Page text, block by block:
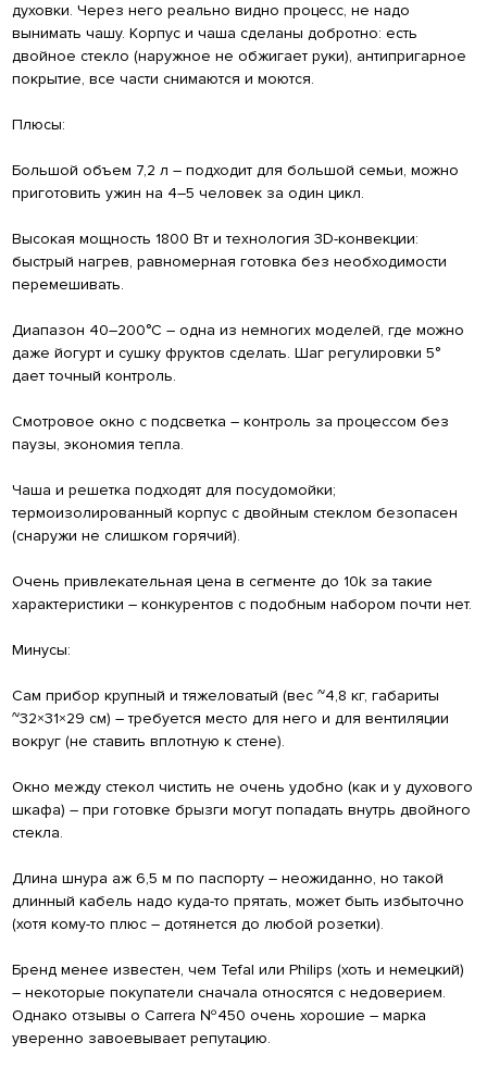
духовки. Через него реально видно процесс, не надо
вынимать чашу. Корпус и чаша сделаны добротно: есть
двойное стекло (наружное не обжигает руки), антипригарное
покрытие, все части снимаются и моются.
Плюсы:
Большой объем 7,2 л – подходит для большой семьи, можно
приготовить ужин на 4–5 человек за один цикл.
Высокая мощность 1800 Вт и технология 3D-конвекции:
быстрый нагрев, равномерная готовка без необходимости
перемешивать.
Диапазон 40–200°С – одна из немногих моделей, где можно
даже йогурт и сушку фруктов сделать. Шаг регулировки 5°
дает точный контроль.
Смотровое окно с подсветка – контроль за процессом без
паузы, экономия тепла.
Чаша и решетка подходят для посудомойки;
термоизолированный корпус с двойным стеклом безопасен
(снаружи не слишком горячий).
Очень привлекательная цена в сегменте до 10k за такие
характеристики – конкурентов с подобным набором почти нет.
Минусы:
Сам прибор крупный и тяжеловатый (вес ~4,8 кг, габариты
~32×31×29 см) – требуется место для него и для вентиляции
вокруг (не ставить вплотную к стене).
Окно между стекол чистить не очень удобно (как и у духового
шкафа) – при готовке брызги могут попадать внутрь двойного
стекла.
Длина шнура аж 6,5 м по паспорту – неожиданно, но такой
длинный кабель надо куда-то прятать, может быть избыточно
(хотя кому-то плюс – дотянется до любой розетки).
Бренд менее известен, чем Tefal или Philips (хоть и немецкий)
– некоторые покупатели сначала относятся с недоверием.
Однако отзывы о Carrera №450 очень хорошие – марка
уверенно завоевывает репутацию.